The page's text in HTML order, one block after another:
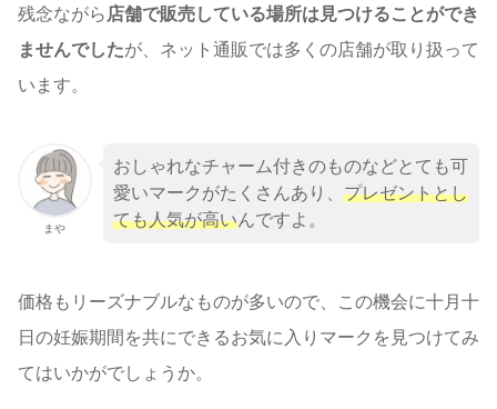
残念ながら 店舗で販売している場所は見つけることができ
ませんでしたが、ネット通販では多くの店舗が取り扱って
います。
まや
おしゃれなチャーム付きのものなどとても可
愛いマークがたくさんあり、 プレゼントとし
ても人気が高いんですよ。
価格もリーズナブルなものが多いので、この機会に十月十
日の妊娠期間を共にできるお気に入りマークを見つけてみ
てはいかがでしょうか。